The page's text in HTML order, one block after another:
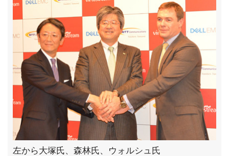
左から大塚氏、森林氏、ウォルシュ氏